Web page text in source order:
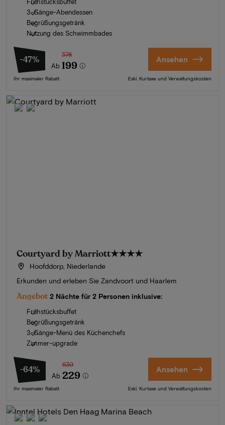
3-Gänge-Abendessen
Begrüßungsgetränk
Nutzung des Schwimmbades
-47%
Ab
378
199
Ihr maximaler Rabatt
Ansehen
Exkl. Kurtaxe und Verwaltungskosten
Courtyard by Marriott★★★★
Hoofddorp, Niederlande
Erkunden und erleben Sie Zandvoort und Haarlem
Angebot 2 Nächte für 2 Personen inklusive:
Frühstücksbuffet
Begrüßungsgetränk
3-Gänge-Menü des Küchenchefs
Zimmer-upgrade
-64%
Ab
630
229
Ihr maximaler Rabatt
Ansehen
Exkl. Kurtaxe und Verwaltungskosten